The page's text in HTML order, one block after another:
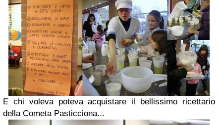
E chi voleva poteva acquistare il bellissimo ricettario
della Cometa Pasticciona...